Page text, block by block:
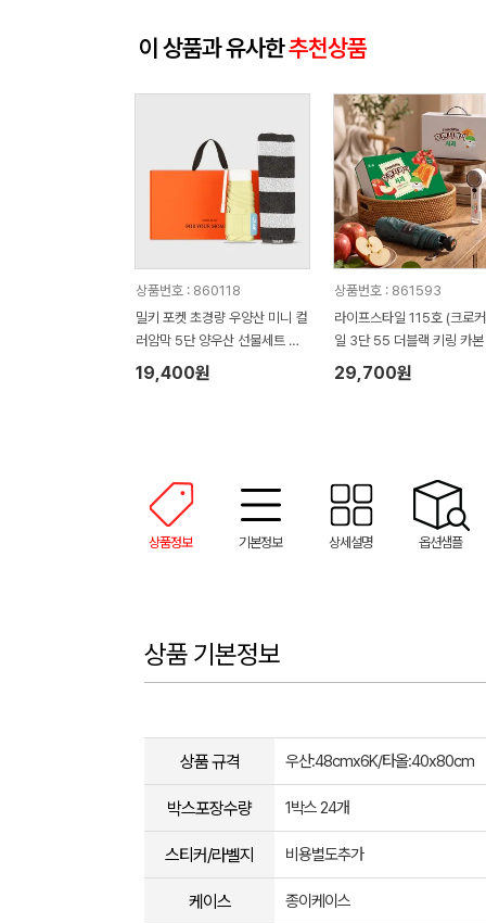
이 상품과 유사한추천상품
상품번호 : 860118
밀키 포켓 초경량 우양산 미니 컬
러암막 5단 양우산 선물세트 답
례품+무한타올세트 그레이 모달
180g 수건세트
19,400원
상품번호 : 861593
라이프스타일 115호 (크로
일 3단 55 더블랙 키링 카본
림 암막 양우산 VIP+쿨링선
29,700원
상품정보 기본정보 상세설명 옵션샘플
상품 기본정보
상품 규격 우산:48cmx6K/타올:40x80cm
박스포장수량 1박스 24개
스티커/라벨지 비용별도추가
케이스 종이케이스